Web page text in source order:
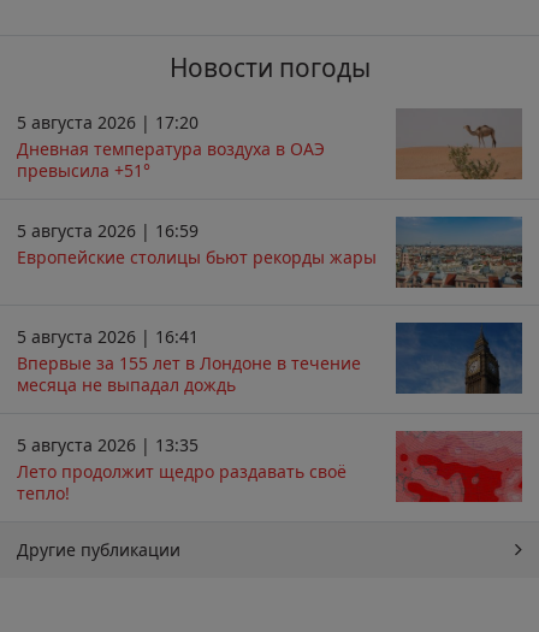
Новости погоды
5 августа 2026 | 17:20
Дневная температура воздуха в ОАЭ
превысила +51°
5 августа 2026 | 16:59
Европейские столицы бьют рекорды жары
5 августа 2026 | 16:41
Впервые за 155 лет в Лондоне в течение
месяца не выпадал дождь
5 августа 2026 | 13:35
Лето продолжит щедро раздавать своё
тепло!
Другие публикации